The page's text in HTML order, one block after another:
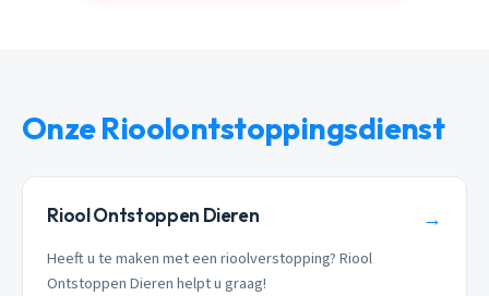
Onze Rioolontstoppingsdienst
Riool Ontstoppen Dieren →
Heeft u te maken met een rioolverstopping? Riool
Ontstoppen Dieren helpt u graag!